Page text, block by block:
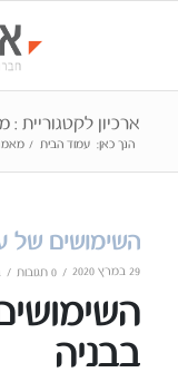
ארכיון לקטגוריית :
הנך כאן: עמוד הבית /
השימושים של
29 במרץ 2020 / 0 תגובות /
בבניה